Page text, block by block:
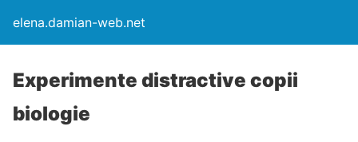
elena.damian-web.net
Experimente distractive copii
biologie